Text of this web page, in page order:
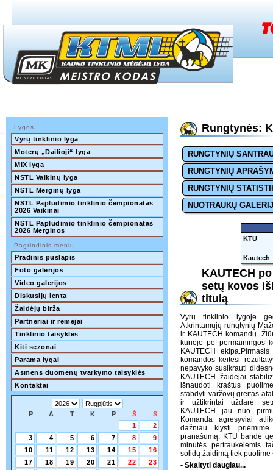
Lygos
Vyrų tinklinio lyga
Moterų „Dailioji“ lyga
MIX lyga
NSTL Vaikinų lyga
NSTL Merginų lyga
NSTL Paplūdimio tinklinio čempionatas
2026 Vaikinai
NSTL Paplūdimio tinklinio čempionatas
2026 Merginos
Pagrindinis meniu
Pradinis puslapis
Foto galerijos
Video galerijos
Diskusijų lenta
Žaidėjų birža
Partneriai ir rėmėjai
Tinklinio taisyklės
Kiti sezonai
Parama lygai
Asmens duomenų tvarkymo taisyklės
Kontaktai
P A T K P Š
S
1
2
3
4 5 6 7 8
9
10
11 12 13 14 15
16
17
18 19 20 21 22
23
Rungtynės:
RUNGTYNIŲ
RUNGTYNIŲ
RUNGTYNIŲ
NUOTRAUKŲ
KTU
Kautech
KAUTECH
setų kovos
titulą
Vyrų tinklinio lygoje
Atkrintamųjų rungtynių
ir KAUTECH komandų.
kurioje po permainingos
KAUTECH
komandos keitėsi
nepavyko susikrauti
KAUTECH žaidėjai
išnaudoti kraštus
stabdyti varžovų greitas
ir užtikrintai uždarė
KAUTECH jau nuo
Komanda agresyviai
dažniau klysti
pranašumą. KTU bandė
minutės pertraukėlėmis
solidų žaidimą tiek puolime
• Skaityti daugiau...